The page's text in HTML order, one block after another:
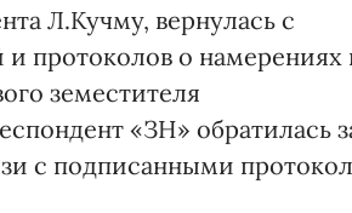
Л.Кучму, вернулась с
протоколов о намерениях
земестителя
«ЗН» обратилась
с подписанными